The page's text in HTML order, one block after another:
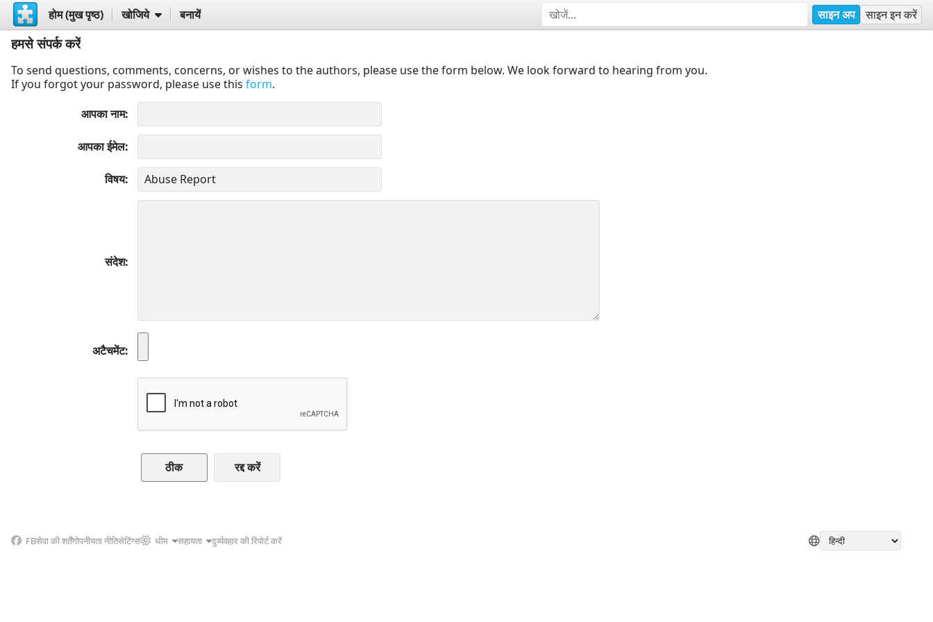
होम (मुख पृष्ठ) खोजिये बनायें साइन अप साइन इन करें
हमसे संपर्क करें
To send questions, comments, concerns, or wishes to the authors, please use the form below. We look forward to hearing from you.
If you forgot your password, please use this form.
आपका नाम
आपका ईमेल
विषय
संदेश
अटैचमेंट
रद्द करें
FBसेवा की शर्तेंगोपनीयता नीतिसेटिंग्स थीम सहायता दुर्व्यवहार की रिपोर्ट करें